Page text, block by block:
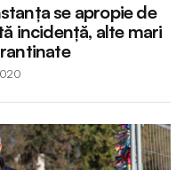
se apropie de
incidență, alte mari